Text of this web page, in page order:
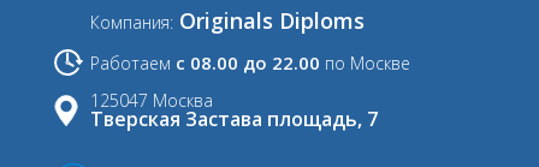
Компания: Originals Diploms
Работаем с 08.00 до 22.00 по Москве
125047 Москва
Тверская Застава площадь, 7